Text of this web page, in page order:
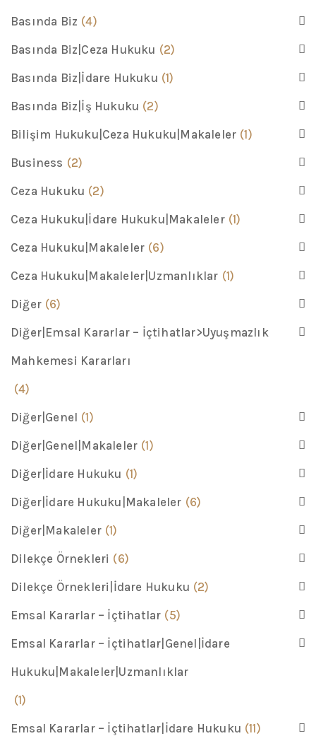
Basında Biz (4)
Basında Biz|Ceza Hukuku (2)
Basında Biz|İdare Hukuku (1)
Basında Biz|İş Hukuku (2)
Bilişim Hukuku|Ceza Hukuku|Makaleler (1)
Business (2)
Ceza Hukuku (2)
Ceza Hukuku|İdare Hukuku|Makaleler (1)
Ceza Hukuku|Makaleler (6)
Ceza Hukuku|Makaleler|Uzmanlıklar (1)
Diğer (6)
Diğer|Emsal Kararlar – İçtihatlar>Uyuşmazlık
Mahkemesi Kararları
(4)
Diğer|Genel (1)
Diğer|Genel|Makaleler (1)
Diğer|İdare Hukuku (1)
Diğer|İdare Hukuku|Makaleler (6)
Diğer|Makaleler (1)
Dilekçe Örnekleri (6)
Dilekçe Örnekleri|İdare Hukuku (2)
Emsal Kararlar – İçtihatlar (5)
Emsal Kararlar – İçtihatlar|Genel|İdare
Hukuku|Makaleler|Uzmanlıklar
(1)
Emsal Kararlar – İçtihatlar|İdare Hukuku (11)